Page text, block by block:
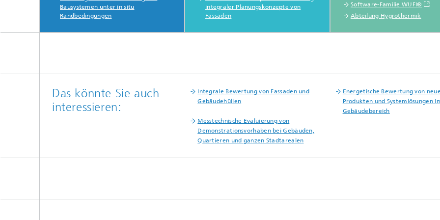
Bausystemen unter in situ
Randbedingungen
integraler Planungskonzepte von
Fassaden
Software-Familie WUFI®
Abteilung Hygrothermik
Das könnte Sie auch
interessieren:
Integrale Bewertung von Fassaden und
Gebäudehüllen
Energetische Bewertung von
Produkten und Systemlösungen
Gebäudebereich
Messtechnische Evaluierung von
Demonstrationsvorhaben bei Gebäuden,
Quartieren und ganzen Stadtarealen